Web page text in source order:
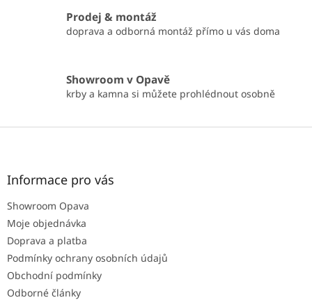
y
v
ý
s
u
Prodej & montáž
doprava a odborná montáž přímo u vás doma
Showroom v Opavě
krby a kamna si můžete prohlédnout osobně
Z
Informace pro vás
Showroom Opava
Moje objednávka
Doprava a platba
Podmínky ochrany osobních údajů
Obchodní podmínky
Odborné články